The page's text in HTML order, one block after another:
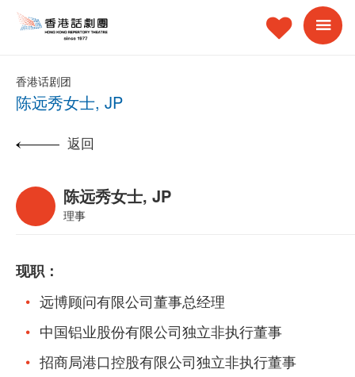
香港话剧团
陈远秀女士, JP
返回
陈远秀女士, JP
理事
现职：
远博顾问有限公司董事总经理
中国铝业股份有限公司独立非执行董事
招商局港口控股有限公司独立非执行董事